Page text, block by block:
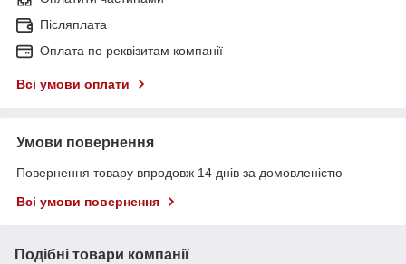
Післяплата
Оплата по реквізитам компанії
Всі умови оплати
Умови повернення
Повернення товару впродовж 14 днів за домовленістю
Всі умови повернення
Подібні товари компанії